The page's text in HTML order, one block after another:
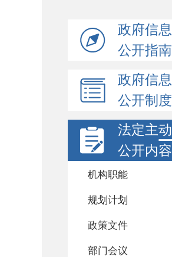
政府信息
公开指南
政府信息
公开制度
法定主动
公开内容
机构职能
规划计划
政策文件
部门会议